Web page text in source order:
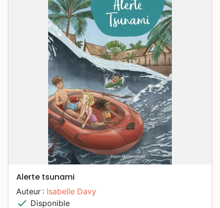
Alerte tsunami
Auteur : Isabelle Davy
check Disponible